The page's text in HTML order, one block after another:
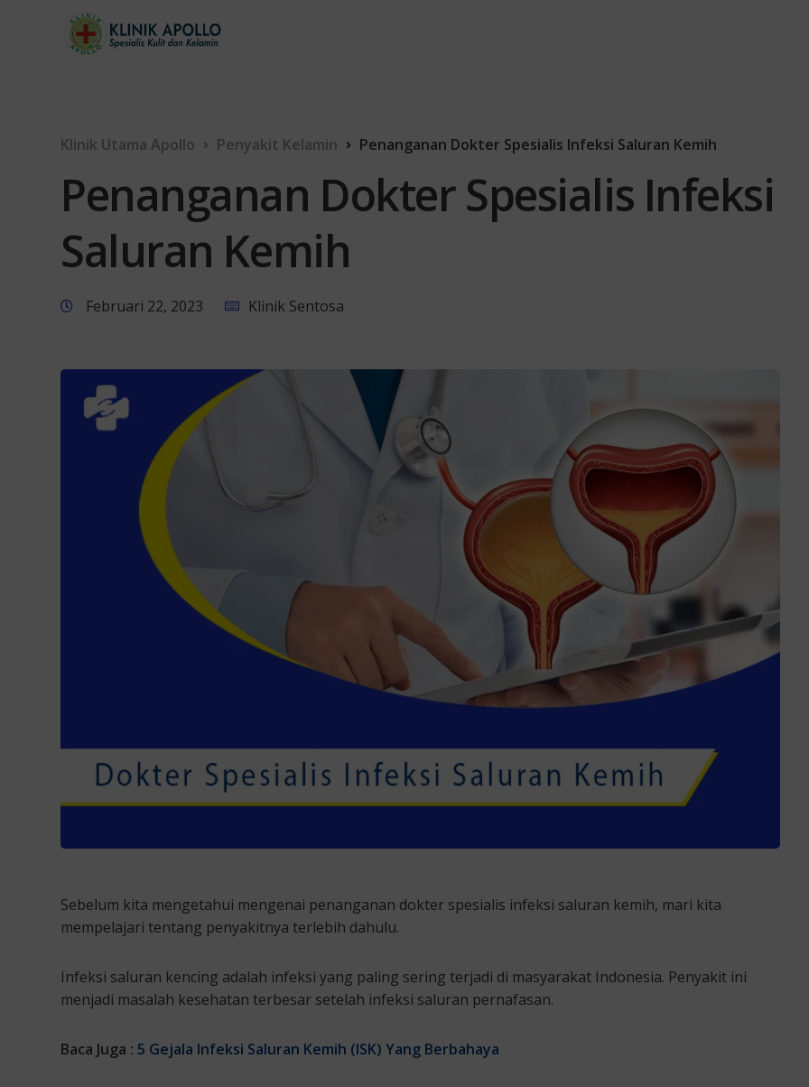
Klinik Utama Apollo Penyakit Kelamin Penanganan Dokter Spesialis Infeksi Saluran Kemih
Penanganan Dokter Spesialis Infeksi
Saluran Kemih
Februari 22, 2023 Klinik Sentosa
Sebelum kita mengetahui mengenai penanganan dokter spesialis infeksi saluran kemih, mari kita
mempelajari tentang penyakitnya terlebih dahulu.
Infeksi saluran kencing adalah infeksi yang paling sering terjadi di masyarakat Indonesia. Penyakit ini
menjadi masalah kesehatan terbesar setelah infeksi saluran pernafasan.
Baca Juga : 5 Gejala Infeksi Saluran Kemih (ISK) Yang Berbahaya